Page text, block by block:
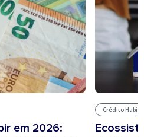
em 2026:
Crédito